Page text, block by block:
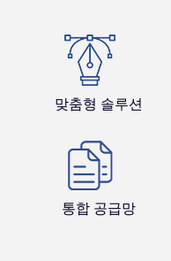
맞춤형 솔루션
통합 공급망